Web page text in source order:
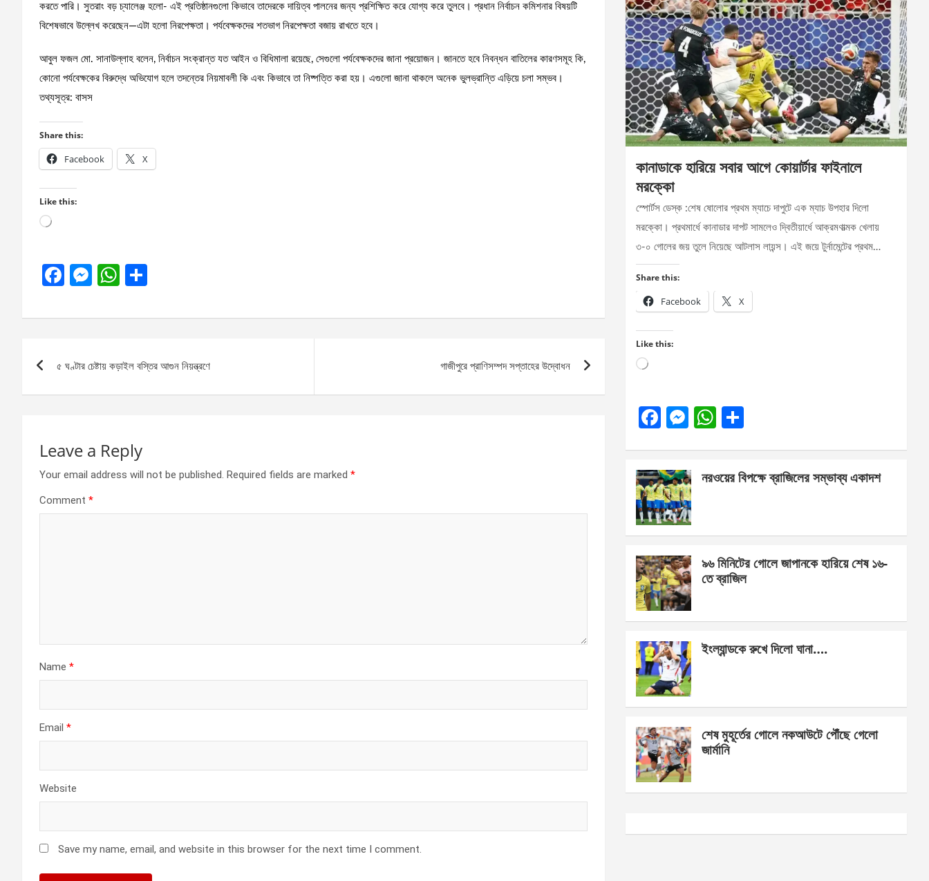
করতে পারি। সুতরাং বড় চ্যালেঞ্জ হলো- এই প্রতিষ্ঠানগুলো কিভাবে তাদেরকে দায়িত্ব পালনের জন্য প্রশিক্ষিত করে যোগ্য করে তুলবে। প্রধান নির্বাচন কমিশনার বিষয়টি
বিশেষভাবে উল্লেখ করেছেন—এটা হলো নিরপেক্ষতা। পর্যবেক্ষকদের শতভাগ নিরপেক্ষতা বজায় রাখতে হবে।
আবুল ফজল মো. সানাউল্লাহ বলেন, নির্বাচন সংক্রান্ত যত আইন ও বিধিমালা রয়েছে, সেগুলো পর্যবেক্ষকদের জানা প্রয়োজন। জানতে হবে নিবন্ধন বাতিলের কারণসমূহ কি,
কোনো পর্যবেক্ষকের বিরুদ্ধে অভিযোগ হলে তদন্তের নিয়মাবলী কি এবং কিভাবে তা নিষ্পত্তি করা হয়। এগুলো জানা থাকলে অনেক ভুলভ্রান্তি এড়িয়ে চলা সম্ভব।
তথ্যসূত্র: বাসস
Share this:
Facebook X
Like this:
Loading…
F
ce
o
M
se
g
W
at
A
ar
navigation
৫ ঘণ্টার চেষ্টায় কড়াইল বস্তির আগুন নিয়ন্ত্রণে গাজীপুরে প্রাণিসম্পদ সপ্তাহের উদ্বোধন
Leave a Reply
Your email address will not be published. Required fields are marked *
Comment *
Name *
Email *
Website
Save my name, email, and website in this browser for the next time I comment.
কানাডাকে হারিয়ে সবার আগে কোয়ার্টার ফাইনালে
মরক্কো
স্পোর্টস ডেস্ক :শেষ ষোলোর প্রথম ম্যাচে দাপুটে এক ম্যাচ উপহার দিলো
মরক্কো। প্রথমার্ধে কানাডার দাপট সামলেও দ্বিতীয়ার্ধে আক্রমণাত্মক খেলায়
৩-০ গোলের জয় তুলে নিয়েছে আটলাস লায়ন্স। এই জয়ে টুর্নামেন্টের প্রথম…
Share this:
Facebook X
Like this:
Loading…
F
b
o
o
k
M
n
g
er
W
s
e
নরওয়ের বিপক্ষে ব্রাজিলের সম্ভাব্য একাদশ
৯৬ মিনিটের গোলে জাপানকে হারিয়ে শেষ ১৬-
তে ব্রাজিল
ইংল্যান্ডকে রুখে দিলো ঘানা….
শেষ মুহূর্তের গোলে নকআউটে পৌঁছে গেলো
জার্মানি